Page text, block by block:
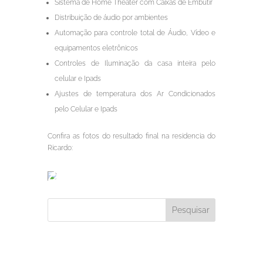
Sistema de Home Theater com Caixas de Embutir
Distribuição de áudio por ambientes
Automação para controle total de Áudio, Vídeo e
equipamentos eletrônicos
Controles de Iluminação da casa inteira pelo
celular e Ipads
Ajustes de temperatura dos Ar Condicionados
pelo Celular e Ipads
Confira as fotos do resultado final na residencia do
Ricardo: